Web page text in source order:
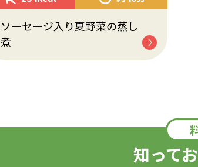
ソーセージ入り夏野菜の蒸し
煮
知って